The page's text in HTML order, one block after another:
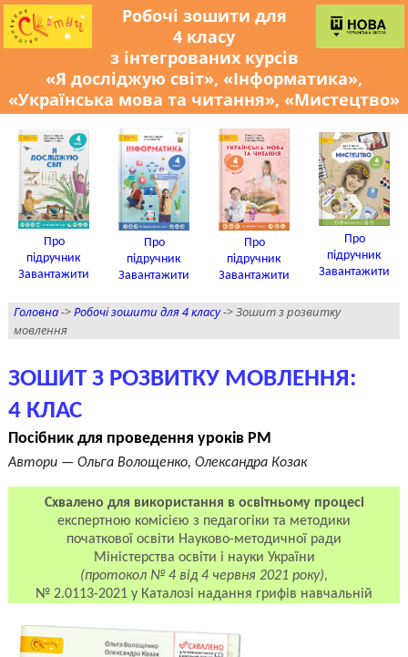
Робочі зошити для
4 класу
з інтегрованих курсів
«Я досліджую світ», «Інформатика»,
«Українська мова та читання», «Мистецтво»
Про
підручник
Завантажити
Про
підручник
Завантажити
Про
підручник
Завантажити
Про
підручник
Завантажити
Головна->Робочі зошити для 4 класу-> Зошит з розвитку
мовлення
ЗОШИТ З РОЗВИТКУ МОВЛЕННЯ:
4 КЛАС
Посібник для проведення уроків РМ
Автори — Ольга Волощенко, Олександра Козак
Схвалено для використання в освітньому процесі
експертною комісією з педагогіки та методики
початкової освіти Науково-методичної ради
Міністерства освіти і науки України
(протокол № 4 від 4 червня 2021 року),
№ 2.0113-2021 у Каталозі надання грифів навчальній